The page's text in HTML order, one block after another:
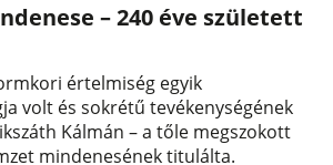
– 240 éve született
értelmiség egyik
volt és sokrétű tevékenységének
Kálmán – a tőle megszokott
mindenesének titulálta.